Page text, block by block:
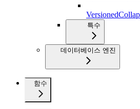
특수
데이터베이스 엔진
함수